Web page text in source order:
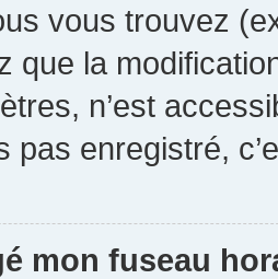
vous trouvez
que la
n’est
pas enregistré,
mon fuseau